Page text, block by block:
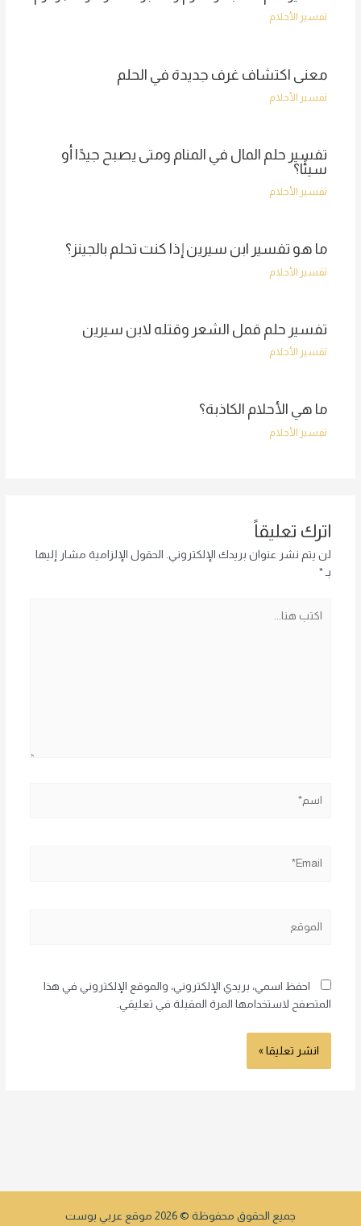
تفسير الأحلام
معنى اكتشاف غرف جديدة في الحلم
تفسير الأحلام
تفسير حلم المال في المنام ومتى يصبح جيدًا أو
سيئًا؟
تفسير الأحلام
ما هو تفسير ابن سيرين إذا كنت تحلم بالجينز؟
تفسير الأحلام
تفسير حلم قمل الشعر وقتله لابن سيرين
تفسير الأحلام
ما هي الأحلام الكاذبة؟
تفسير الأحلام
اترك تعليقاً
لن يتم نشر عنوان بريدك الإلكتروني. الحقول الإلزامية مشار إليها
بـ *
احفظ اسمي، بريدي الإلكتروني، والموقع الإلكتروني في هذا
المتصفح لاستخدامها المرة المقبلة في تعليقي.
جميع الحقوق محفوظة © 2026 موقع عربي بوست